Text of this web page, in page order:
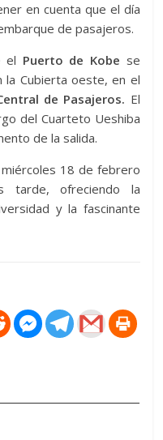
en cuenta que el día
de pasajeros.
el Puerto de Kobe se
la Cubierta oeste, en el
de Pasajeros. El
del Cuarteto Ueshiba
de la salida.
18 de febrero
tarde, ofreciendo la
y la fascinante